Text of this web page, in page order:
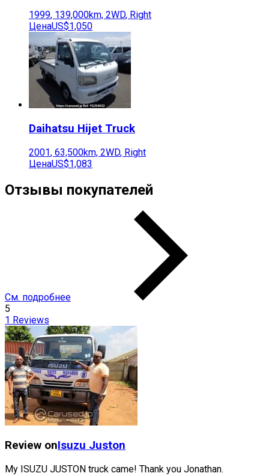
1999, 139,000km, 2WD, Right
ЦенаUS$1,050
Daihatsu Hijet Truck
2001, 63,500km, 2WD, Right
ЦенаUS$1,083
Отзывы покупателей
См. подробнее
5
1 Reviews
Review onIsuzu Juston
My ISUZU JUSTON truck came! Thank you Jonathan.